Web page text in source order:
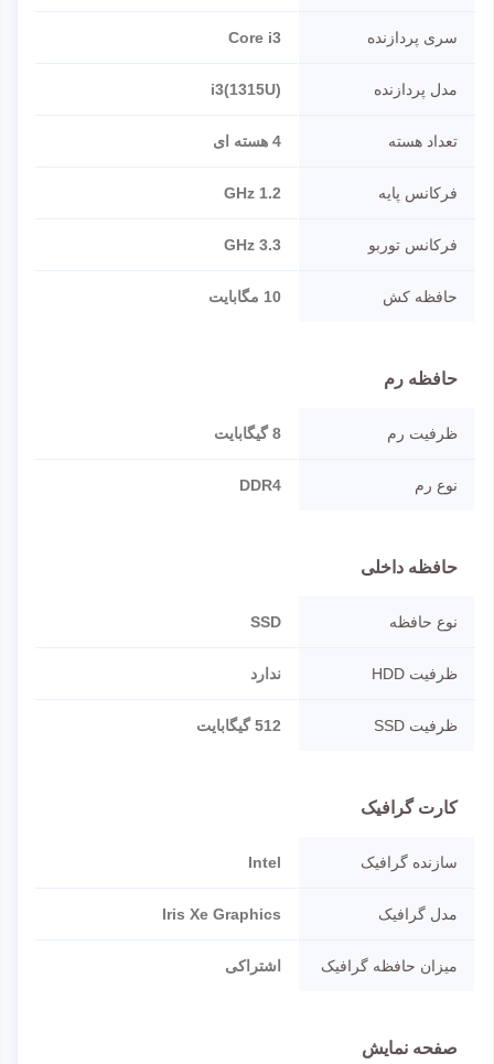
سری پردازنده Core i3
مدل پردازنده i3(1315U)
تعداد هسته 4 هسته ای
فرکانس پایه 1.2 GHz
فرکانس توربو 3.3 GHz
حافظه کش 10 مگابایت
حافظه رم
ظرفیت رم 8 گیگابایت
نوع رم DDR4
حافظه داخلی
نوع حافظه SSD
ظرفیت HDD ندارد
ظرفیت SSD 512 گیگابایت
کارت گرافیک
سازنده گرافیک Intel
مدل گرافیک Iris Xe Graphics
میزان حافظه گرافیک اشتراکی
صفحه نمایش